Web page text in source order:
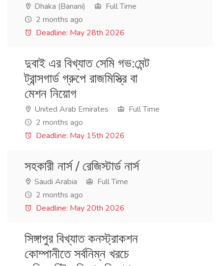
Dhaka (Banani)
Full Time
2 months ago
Deadline: May 28th 2026
দুবাই এর বিখ্যাত সেমি গভ:মেন্ট
ট্রান্সগার্ড গ্রুপে রাজমিস্ত্রি বা
মেশন নিয়োগ
United Arab Emirates
Full Time
2 months ago
Deadline: May 15th 2026
সহকারী নার্স / রেজিস্টার্ড নার্স
Saudi Arabia
Full Time
2 months ago
Deadline: May 20th 2026
সিঙ্গাপুর বিখ্যাত কনস্ট্রাকশন
কোম্পানীতে সর্বনিম্ন খরচে